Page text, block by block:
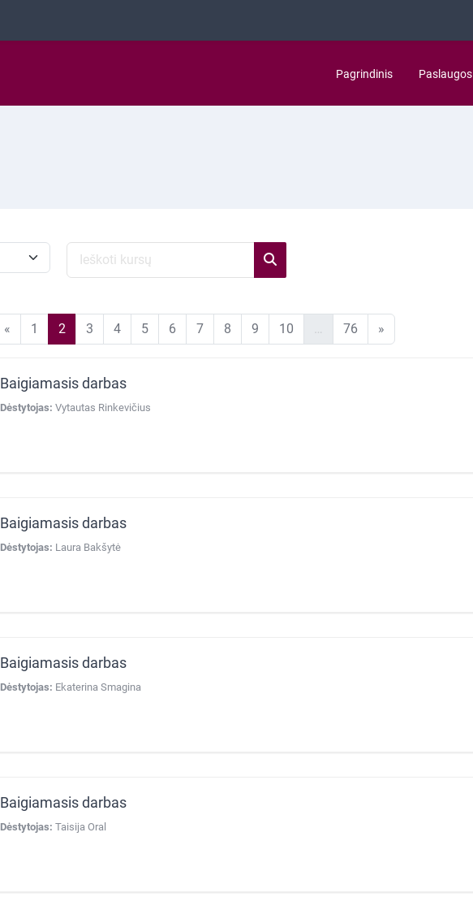
Pagrindinis Paslaugos
Ieškoti kursų
«Ankstesnis puslapis
1 1 puslapis
22 puslapis
33 puslapis
44 puslapis
55 puslapis
66 puslapis
77 puslapis
88 puslapis
99 puslapis
1010 puslapis
… 7676 puslapis
»Kitas puslapis
Baigiamasis darbas
Dėstytojas: Vytautas Rinkevičius
Baigiamasis darbas
Dėstytojas: Laura Bakšytė
Baigiamasis darbas
Dėstytojas: Ekaterina Smagina
Baigiamasis darbas
Dėstytojas: Taisija Oral